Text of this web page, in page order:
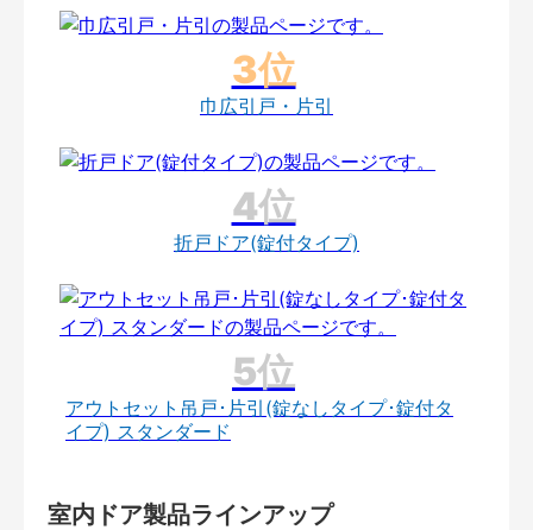
巾広引戸・片引
折戸ドア(錠付タイプ)
アウトセット吊戸･片引(錠なしタイプ･錠付タ
イプ) スタンダード
室内ドア製品ラインアップ